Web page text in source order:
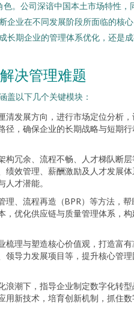
色。公司深谙中国本土市场特性，
企业在不同发展阶段所面临的核
长期企业的管理体系优化，还是
决管理难题
盖以下几个关键模块：
清发展方向，进行市场定位分析
径，确保企业的长期战略与短期行
构冗余、流程不畅、人才梯队断层
绩效管理、薪酬激励及人才发展体
才潜能。
理、流程再造（BPR）等方法，帮
，优化供应链与质量管理体系，构
梳理与塑造核心价值观，打造富
领导力发展项目等，提升核心管理
浪潮下，指导企业制定数字化转
用新技术，培育创新机制，抓住数